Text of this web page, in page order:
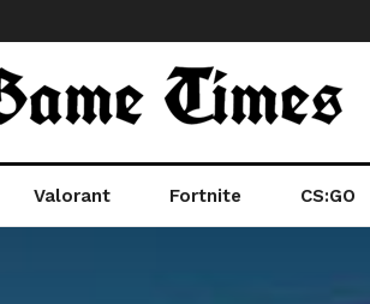
Valorant Fortnite CS:GO